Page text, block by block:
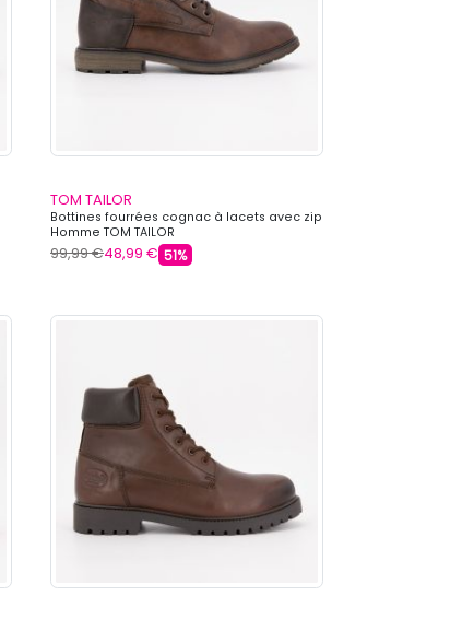
TOM TAILOR
Bottines fourrées cognac à lacets avec zip
Homme TOM TAILOR
99,99 €48,99 € 51%